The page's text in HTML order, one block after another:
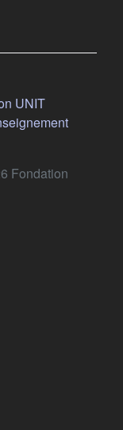
dans un
UNIT(s'ouvre
dans un nouvel
Fondation